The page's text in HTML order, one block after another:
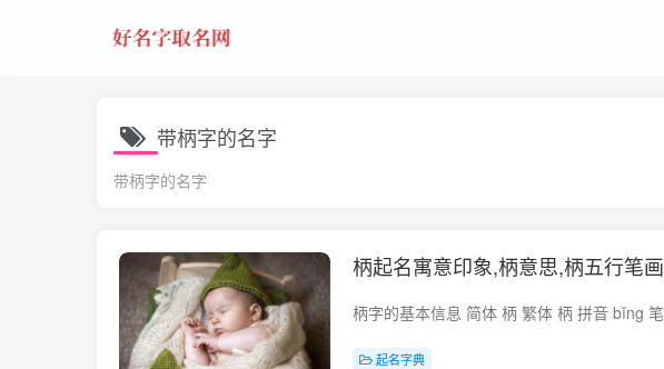
带柄字的名字
带柄字的名字
柄起名寓意印象,柄意思,柄五行笔画
起名字典